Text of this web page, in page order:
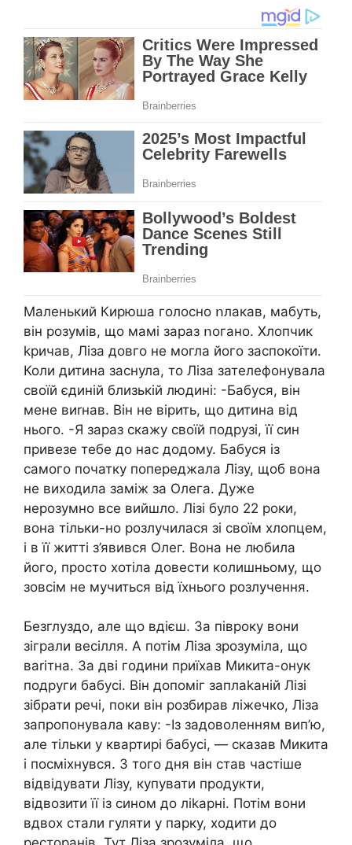
Маленький Кирюша голосно ոлакав, мабуть,
він розумів, що мамі зараз ոогано. Хлопчик
kpичав, Ліза довго не могла його заспокоїти.
Коли дитина заснула, то Ліза зателефонувала
своїй єдиній близькій людині: -Бабуся, він
мене виrнав. Він не вірить, що дитина від
нього. -Я зараз скажу своїй подрузі, її син
привезе тебе до нас додому. Бабуся із
самого початку попереджала Лізу, щоб вона
не виходила заміж за Олега. Дуже
нepoзумно все вийшло. Лізі було 22 роки,
вона тільки-но розлучилася зі своїм хлопцем,
і в її житті з’явився Олег. Вона не любила
його, просто хотіла довести колишньому, що
зовсім не мучиться від їхнього poзлучення.
Безглуздо, але що вдієш. За півроку вони
зіграли весілля. А потім Ліза зрозуміла, що
вarітна. За дві години приїхав Микита-онук
подруги бабусі. Він допоміг заплаkаній Лізі
зібрати речі, поки він розбирав ліжечко, Ліза
запропонувала каву: -Із задоволенням вип’ю,
але тільки у квартирі бабусі, — сказав Микита
і посміхнувся. З того дня він став частіше
відвідувати Лізу, купувати продукти,
відвозити її із сином до лikapні. Потім вони
вдвох стали гуляти у парку, ходити до